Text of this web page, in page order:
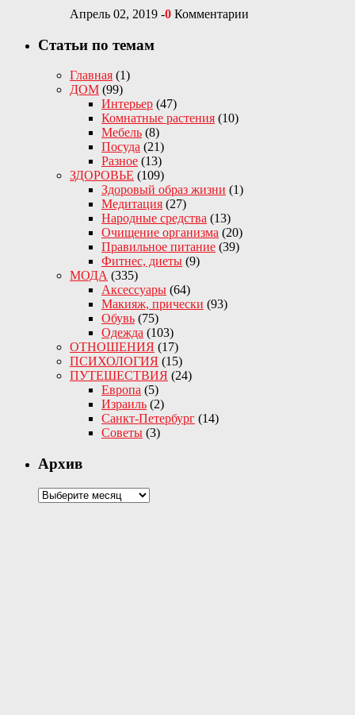
Апрель 02, 2019 -0 Комментарии
Статьи по темам
Главная (1)
ДОМ (99)
Интерьер (47)
Комнатные растения (10)
Мебель (8)
Посуда (21)
Разное (13)
ЗДОРОВЬЕ (109)
Здоровый образ жизни (1)
Медитация (27)
Народные средства (13)
Очищение организма (20)
Правильное питание (39)
Фитнес, диеты (9)
МОДА (335)
Аксессуары (64)
Макияж, прически (93)
Обувь (75)
Одежда (103)
ОТНОШЕНИЯ (17)
ПСИХОЛОГИЯ (15)
ПУТЕШЕСТВИЯ (24)
Европа (5)
Израиль (2)
Санкт-Петербург (14)
Советы (3)
Архив